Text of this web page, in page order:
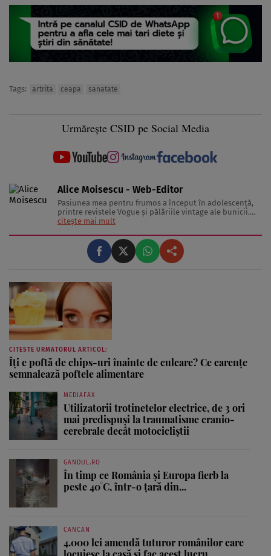
Tags: artrita ceapa sanatate
Urmărește CSID pe Social Media
Alice Moisescu - Web-Editor
Pasiunea mea pentru frumos a început în adolescență,
printre revistele Vogue și pălăriile vintage ale bunicii.
Astăzi, am transformat acea fascinație într-o misiune:
citește mai mult
CITESTE URMATORUL ARTICOL:
Îți e poftă de chips-uri înainte de culcare? Ce carențe
semnalează poftele alimentare
MEDIAFAX
Utilizatorii trotinetelor electrice, de 3 ori
mai predispuși la traumatisme cranio-
cerebrale decât motocicliștii
GANDUL.RO
În timp ce România și Europa fierb la
peste 40°C, într-o țară din...
CANCAN
4.000 lei amendă tuturor românilor care